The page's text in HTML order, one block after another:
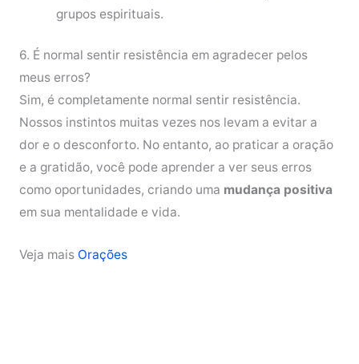
grupos espirituais.
6. É normal sentir resistência em agradecer pelos
meus erros?
Sim, é completamente normal sentir resistência.
Nossos instintos muitas vezes nos levam a evitar a
dor e o desconforto. No entanto, ao praticar a oração
e a gratidão, você pode aprender a ver seus erros
como oportunidades, criando uma mudança positiva
em sua mentalidade e vida.
Veja mais Orações